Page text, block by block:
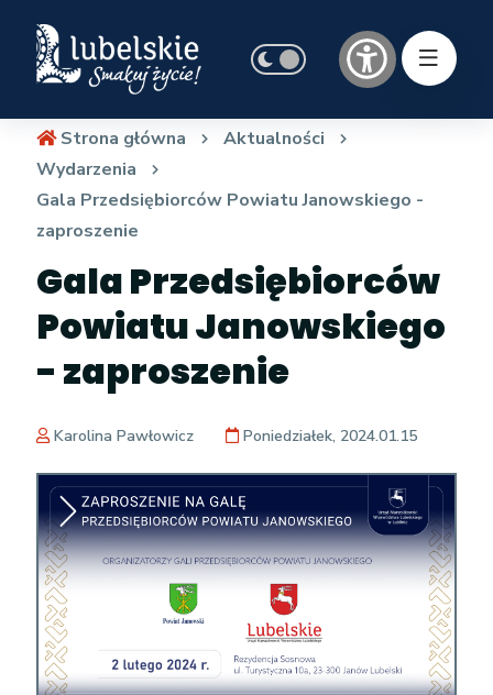
Strona główna
Aktualności
Wydarzenia
Gala Przedsiębiorców Powiatu Janowskiego -
zaproszenie
Gala Przedsiębiorców
Powiatu Janowskiego
- zaproszenie
Karolina Pawłowicz Poniedziałek, 2024.01.15